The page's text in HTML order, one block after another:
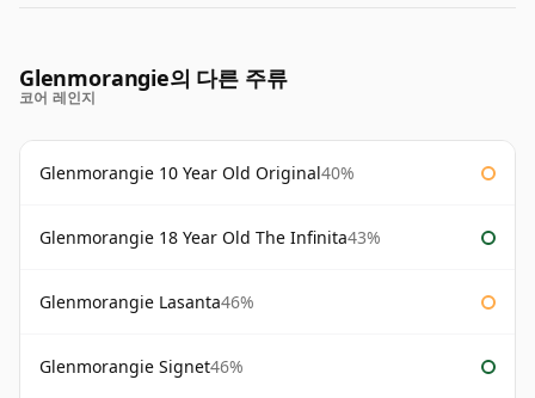
Glenmorangie의 다른 주류
코어 레인지
Glenmorangie 10 Year Old Original40%
Glenmorangie 18 Year Old The Infinita43%
Glenmorangie Lasanta46%
Glenmorangie Signet46%